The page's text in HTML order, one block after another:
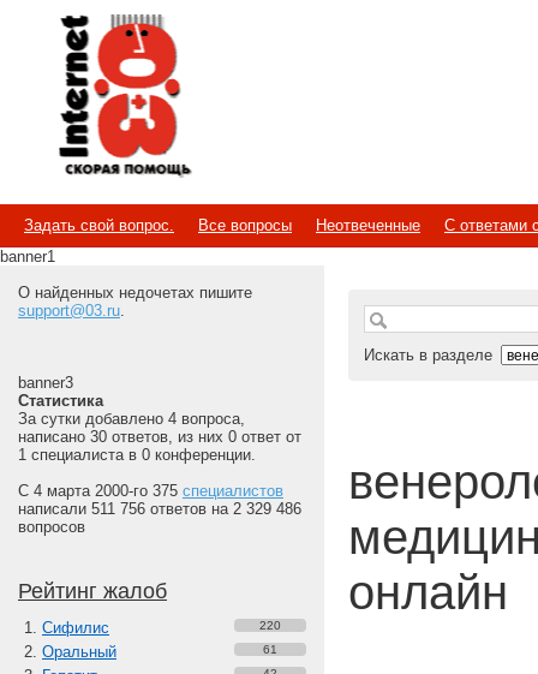
Internet
Скорая помощь
Задать свой вопрос. Все вопросы Неотвеченные
С ответами
banner1
О найденных недочетах пишите
support@03.ru.
banner3
Статистика
За сутки добавлено 4 вопроса,
написано 30 ответов, из них 0 ответ от
1 специалиста в 0 конференции.
С 4 марта 2000-го 375 специалистов
написали 511 756 ответов на 2 329 486
вопросов
Рейтинг жалоб
Сифилис 220
Оральный 61
Искать в разделе
онлайн